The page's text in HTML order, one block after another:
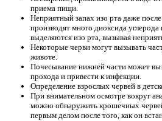
приема пищи.
Неприятный запах изо рта даже
производят много диоксида
выделяются изо рта, вызывая
Некоторые черви могут вызывать
животе.
Почесывание нижней части может
прохода и привести к инфекции.
Определение взрослых червей в
При внимательном осмотре вокруг
можно обнаружить крошечных
первым делом после того, как он